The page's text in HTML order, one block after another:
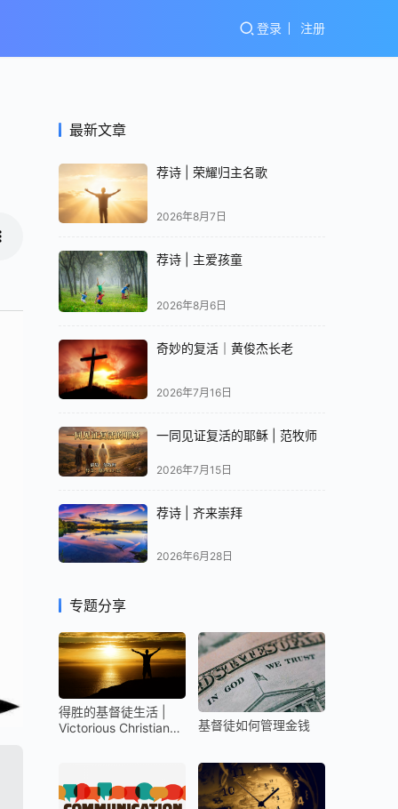
登录 注册
最新文章
荐诗 | 荣耀归主名歌
2026年8月7日
荐诗 | 主爱孩童
2026年8月6日
奇妙的复活｜黄俊杰长老
2026年7月16日
一同见证复活的耶稣 | 范牧师
2026年7月15日
荐诗 | 齐来崇拜
2026年6月28日
专题分享
得胜的基督徒生活 |
Victorious Christian
基督徒如何管理金钱